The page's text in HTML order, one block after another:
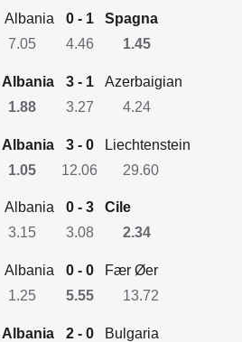
Albania 0 - 1
Spagna
7.05
4.46 1.45
Albania 3 - 1
Azerbaigian
1.88
3.27 4.24
Albania 3 - 0
Liechtenstein
1.05
12.06 29.60
Albania 0 - 3
Cile
3.15
3.08 2.34
Albania 0 - 0
Fær Øer
1.25
5.55 13.72
Albania 2 - 0
Bulgaria